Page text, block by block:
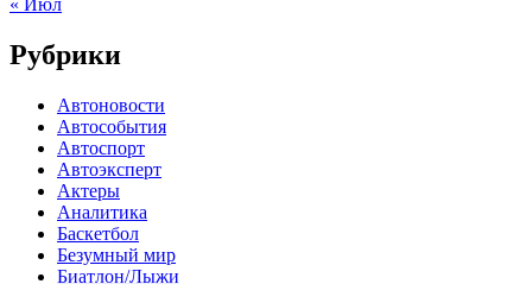
Рубрики
Автоновости
Автособытия
Автоспорт
Автоэксперт
Актеры
Аналитика
Баскетбол
Безумный мир
Биатлон/Лыжи